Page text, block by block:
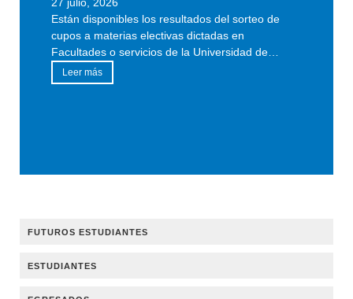
El 13 de agosto se realizará en Facultad el
Seminario anual del Departamento de Economía,
titulado «Desarrollo económico: fronteras de…
Leer más
FUTUROS ESTUDIANTES
ESTUDIANTES